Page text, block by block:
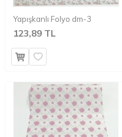
Yapışkanlı Folyo dm-3
123,89 TL